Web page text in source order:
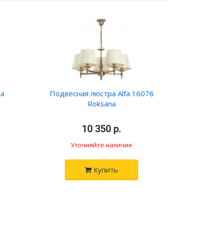
Подвесная люстра Alfa 16076
Roksana
10 350 р.
Уточняйте наличие
Купить